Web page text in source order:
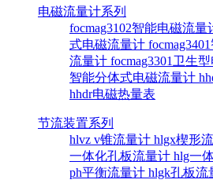
电磁流量计系列
focmag3102智能电磁流量
式电磁流量计
流量计 focmag3301卫生
智能分体式电磁流量计
hhdr电磁热量表
节流装置系列
hlvz v锥流量计 hlgx楔形
一体化孔板流量计 hlg一
ph平衡流量计 hlgk孔板流